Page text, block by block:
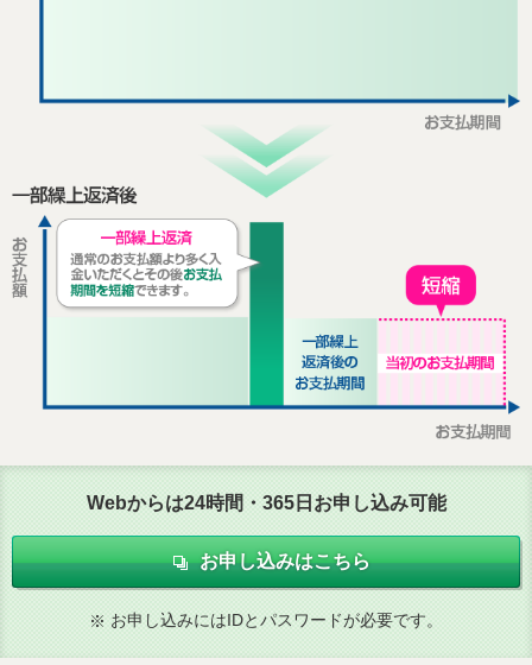
Webからは24時間・365日お申し込み可能
お申し込みはこちら
※ お申し込みにはIDとパスワードが必要です。